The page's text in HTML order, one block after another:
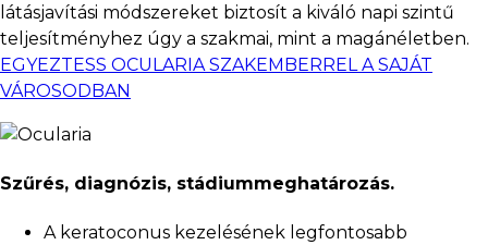
látásjavítási módszereket biztosít a kiváló napi szintű
teljesítményhez úgy a szakmai, mint a magánéletben.
EGYEZTESS OCULARIA SZAKEMBERREL A SAJÁT
VÁROSODBAN
Szűrés, diagnózis, stádiummeghatározás.
A keratoconus kezelésének legfontosabb